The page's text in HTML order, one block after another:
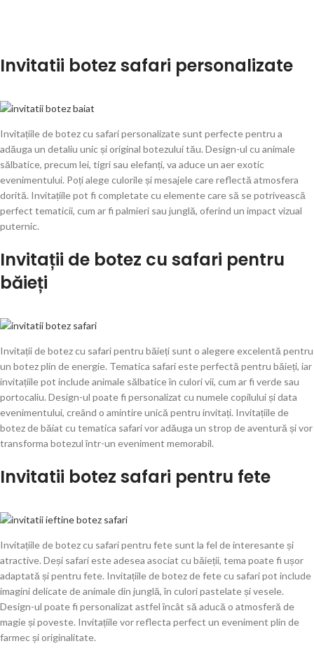
Invitatii botez safari personalizate
Invitațiile de botez cu safari personalizate sunt perfecte pentru a
adăuga un detaliu unic și original botezului tău. Design-ul cu animale
sălbatice, precum lei, tigri sau elefanți, va aduce un aer exotic
evenimentului. Poți alege culorile și mesajele care reflectă atmosfera
dorită. Invitațiile pot fi completate cu elemente care să se potrivească
perfect tematicii, cum ar fi palmieri sau junglă, oferind un impact vizual
puternic.
Invitații de botez cu safari pentru
băieți
Invitații de botez cu safari pentru băieți sunt o alegere excelentă pentru
un botez plin de energie. Tematica safari este perfectă pentru băieți, iar
invitațiile pot include animale sălbatice în culori vii, cum ar fi verde sau
portocaliu. Design-ul poate fi personalizat cu numele copilului și data
evenimentului, creând o amintire unică pentru invitați. Invitațiile de
botez de băiat cu tematica safari vor adăuga un strop de aventură și vor
transforma botezul într-un eveniment memorabil.
Invitatii botez safari pentru fete
Invitațiile de botez cu safari pentru fete sunt la fel de interesante și
atractive. Deși safari este adesea asociat cu băieții, tema poate fi ușor
adaptată și pentru fete. Invitațiile de botez de fete cu safari pot include
imagini delicate de animale din junglă, în culori pastelate și vesele.
Design-ul poate fi personalizat astfel încât să aducă o atmosferă de
magie și poveste. Invitațiile vor reflecta perfect un eveniment plin de
farmec și originalitate.